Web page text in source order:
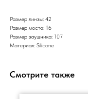
Размер линзы: 42
Размер моста: 16
Размер заушника: 107
Материал: Silicone
Смотрите также